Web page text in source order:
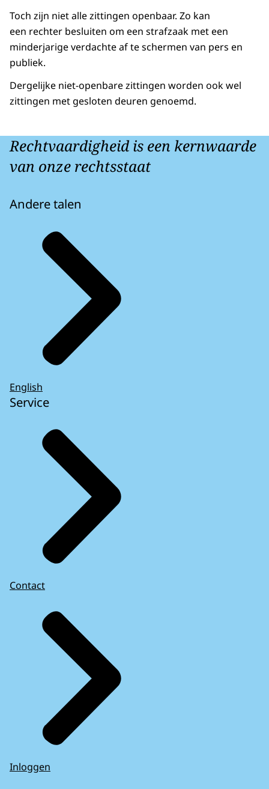
Toch zijn niet alle zittingen openbaar. Zo kan
een rechter besluiten om een strafzaak met een
minderjarige verdachte af te schermen van pers en
publiek.
Dergelijke niet-openbare zittingen worden ook wel
zittingen met gesloten deuren genoemd.
Rechtvaardigheid is een kernwaarde
van onze rechtsstaat
Andere talen
English
Service
Contact
Inloggen